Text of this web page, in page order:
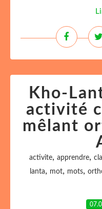
Kho-
activité
mêlant
activite, apprendre,
lanta, mot, mots,